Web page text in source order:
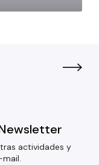
actividades y